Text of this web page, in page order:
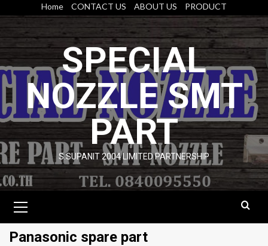
content
Home CONTACT US ABOUT US PRODUCT
SPECIAL
NOZZLE SMT
PART
S.SUPANIT 2004 LIMITED PARTNERSHIP
Menu
Panasonic spare part